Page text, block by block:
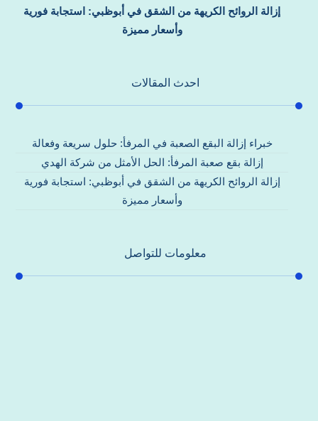
إزالة الروائح الكريهة من الشقق في أبوظبي: استجابة فورية
وأسعار مميزة
احدث المقالات
خبراء إزالة البقع الصعبة في المرفأ: حلول سريعة وفعالة
إزالة بقع صعبة المرفأ: الحل الأمثل من شركة الهدي
إزالة الروائح الكريهة من الشقق في أبوظبي: استجابة فورية
وأسعار مميزة
معلومات للتواصل